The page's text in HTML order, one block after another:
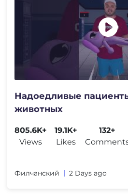
Надоедливые
животных
805.6K+
Views
19.1K+
Likes
132+
Филчанский 2 Days ago